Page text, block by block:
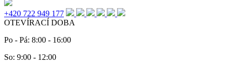
+420 722 949 177
OTEVÍRACÍ DOBA
Po - Pá: 8:00 - 16:00
So: 9:00 - 12:00